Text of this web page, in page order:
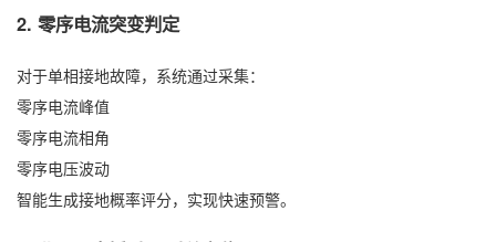
2. 零序电流突变判定
对于单相接地故障，系统通过采集：
零序电流峰值
零序电流相角
零序电压波动
智能生成接地概率评分，实现快速预警。